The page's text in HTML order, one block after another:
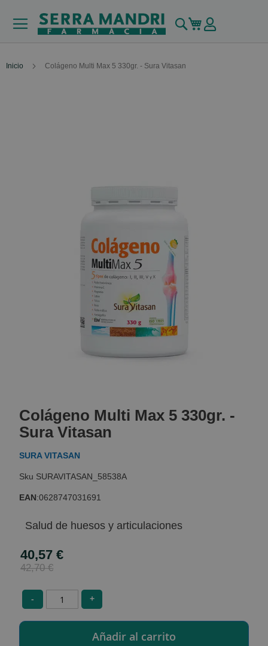
Buscar
Mi carrito
Inicio Colágeno Multi Max 5 330gr. - Sura Vitasan
the
beginning
of
the
gallery
Colágeno Multi Max 5 330gr. -
Sura Vitasan
SURA VITASAN
SURAVITASAN_58538A
EAN:0628747031691
Salud de huesos y articulaciones
Special
Price
40,57 €
42,70 €
- +